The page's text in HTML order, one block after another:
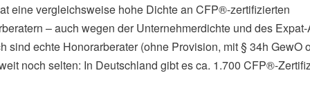
eine vergleichsweise hohe Dichte an CFP®-zertifizierten
– auch wegen der Unternehmerdichte und des
sind echte Honorarberater (ohne Provision, mit § 34h GewO
noch selten: In Deutschland gibt es ca. 1.700 CFP®-